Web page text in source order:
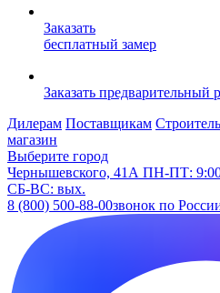
Заказать
бесплатный замер
Заказать предварительный
Дилерам Поставщикам
магазин
Выберите город
Чернышевского, 41А ПН-ПТ:
СБ-ВС: вых.
8 (800) 500-88-00звонок по